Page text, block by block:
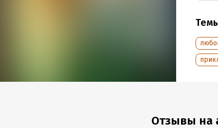
Jason
Jason
Отзывы на